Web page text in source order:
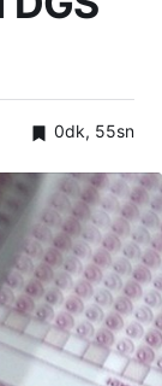
0dk, 55sn